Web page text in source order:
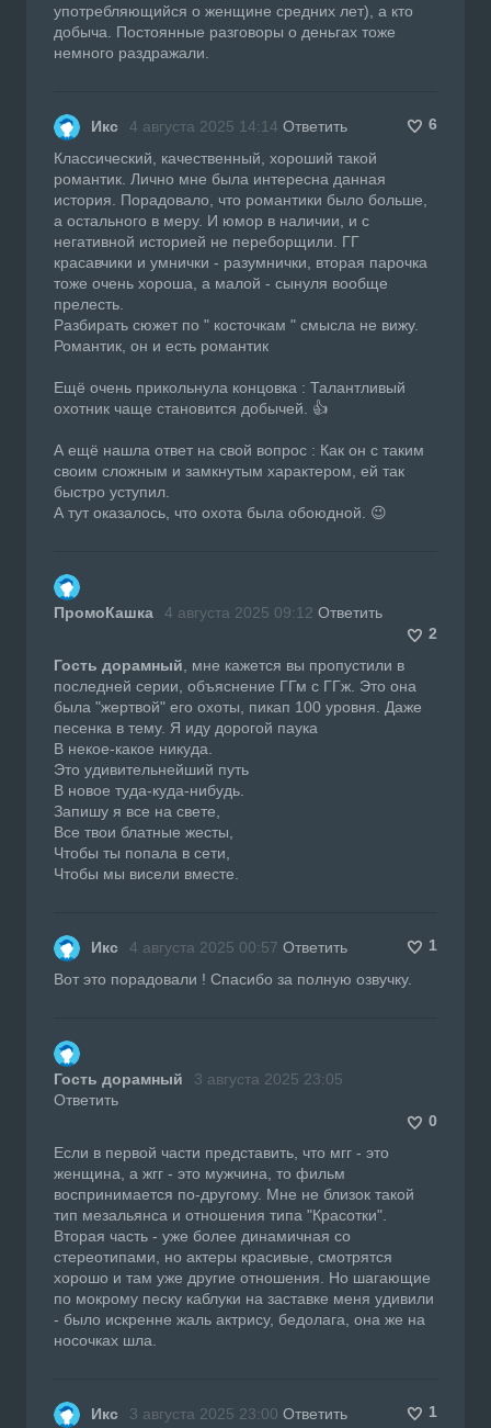
употребляющийся о женщине средних лет), а кто
добыча. Постоянные разговоры о деньгах тоже
немного раздражали.
Икс 4 августа 2025 14:14 Ответить
6
Классический, качественный, хороший такой
романтик. Лично мне была интересна данная
история. Порадовало, что романтики было больше,
а остального в меру. И юмор в наличии, и с
негативной историей не переборщили. ГГ
красавчики и умнички - разумнички, вторая парочка
тоже очень хороша, а малой - сынуля вообще
прелесть.
Разбирать сюжет по " косточкам " смысла не вижу.
Романтик, он и есть романтик
Ещё очень прикольнула концовка : Талантливый
охотник чаще становится добычей. 👍
А ещё нашла ответ на свой вопрос : Как он с таким
своим сложным и замкнутым характером, ей так
быстро уступил.
А тут оказалось, что охота была обоюдной. 😉
ПромоКашка 4 августа 2025 09:12 Ответить
2
Гость дорамный , мне кажется вы пропустили в
последней серии, объяснение ГГм с ГГж. Это она
была "жертвой" его охоты, пикап 100 уровня. Даже
песенка в тему. Я иду дорогой паука
В некое-какое никуда.
Это удивительнейший путь
В новое туда-куда-нибудь.
Запишу я все на свете,
Все твои блатные жесты,
Чтобы ты попала в сети,
Чтобы мы висели вместе.
Икс 4 августа 2025 00:57 Ответить
1
Вот это порадовали ! Спасибо за полную озвучку.
Гость дорамный
3 августа 2025 23:05
Ответить
0
Если в первой части представить, что мгг - это
женщина, а жгг - это мужчина, то фильм
воспринимается по-другому. Мне не близок такой
тип мезальянса и отношения типа "Красотки".
Вторая часть - уже более динамичная со
стереотипами, но актеры красивые, смотрятся
хорошо и там уже другие отношения. Но шагающие
по мокрому песку каблуки на заставке меня удивили
- было искренне жаль актрису, бедолага, она же на
носочках шла.
Икс 3 августа 2025 23:00 Ответить 1